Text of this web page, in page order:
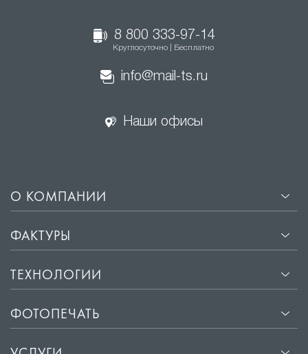
8 800 333-97-14
Круглосуточно | Бесплатно
info@mail-ts.ru
Наши офисы
О КОМПАНИИ
ФАКТУРЫ
ТЕХНОЛОГИИ
ФОТОПЕЧАТЬ